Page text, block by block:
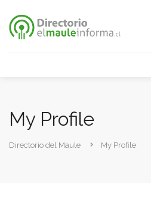
My Profile
Directorio del Maule My Profile